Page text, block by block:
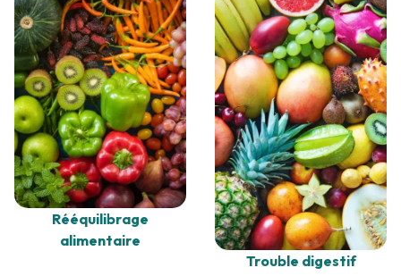
Rééquilibrage
alimentaire
Trouble digestif